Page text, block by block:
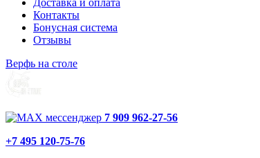
Доставка и оплата
Контакты
Бонусная система
Отзывы
Верфь на столе
7 909 962-27-56
+7 495 120-75-76